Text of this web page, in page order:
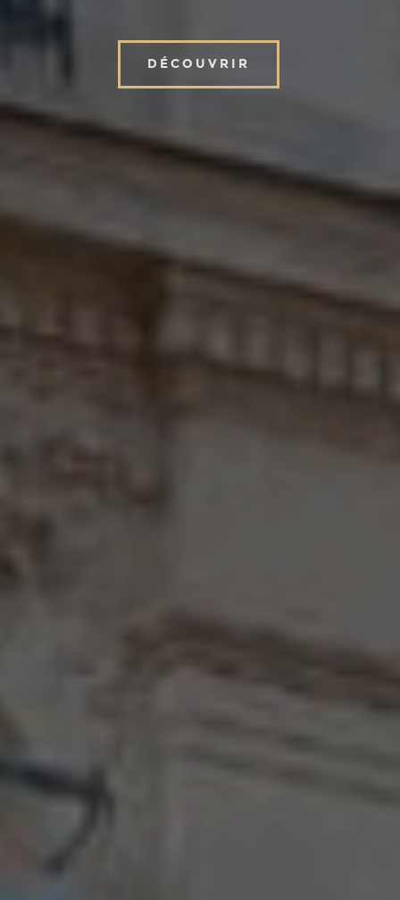
DÉCOUVRIR